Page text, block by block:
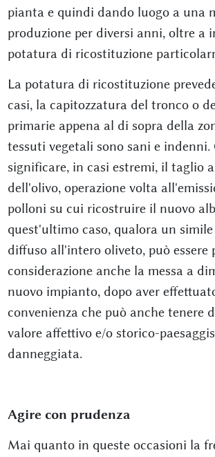
pianta e quindi dando luogo a una
produzione per diversi anni, oltre a
potatura di ricostituzione
La potatura di ricostituzione
casi, la capitozzatura del tronco o
primarie appena al di sopra della
tessuti vegetali sono sani e indenni.
significare, in casi estremi, il taglio
dell'olivo, operazione volta
polloni su cui ricostruire il nuovo
quest'ultimo caso, qualora un
diffuso all'intero oliveto, può essere
considerazione anche la messa a
nuovo impianto, dopo aver
convenienza che può anche tenere
valore affettivo e/o storico-
danneggiata.
Agire con prudenza
Mai quanto in queste occasioni la